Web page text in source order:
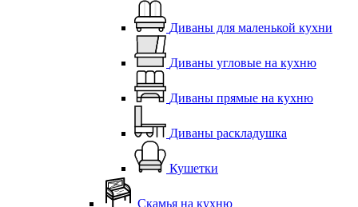
Диваны для маленькой кухни
Диваны угловые на кухню
Диваны прямые на кухню
Диваны раскладушка
Кушетки
Скамья на кухню